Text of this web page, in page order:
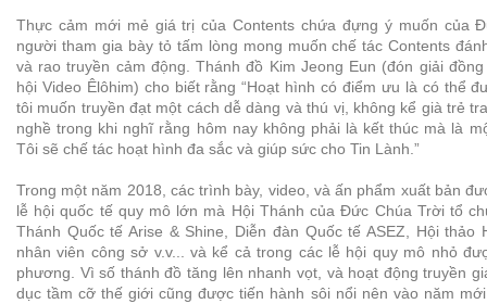
Thực cảm mới mẻ giá trị của Contents chứa đựng ý muốn của
người tham gia bày tỏ tấm lòng mong muốn chế tác Contents
và rao truyền cảm động. Thánh đồ Kim Jeong Eun (đón giải
hội Video Êlôhim) cho biết rằng “Hoạt hình có điểm ưu là có thể
tôi muốn truyền đạt một cách dễ dàng và thú vị, không kể già trẻ
nghề trong khi nghĩ rằng hôm nay không phải là kết thúc mà là
Tôi sẽ chế tác hoạt hình đa sắc và giúp sức cho Tin Lành.”
Trong một năm 2018, các trình bày, video, và ấn phẩm xuất bản
lễ hội quốc tế quy mô lớn mà Hội Thánh của Đức Chúa Trời tổ
Thánh Quốc tế Arise & Shine, Diễn đàn Quốc tế ASEZ, Hội thảo
nhân viên công sở v.v... và kể cả trong các lễ hội quy mô nhỏ
phương. Vì số thánh đồ tăng lên nhanh vọt, và hoạt động truyền
dục tầm cỡ thế giới cũng được tiến hành sôi nổi nên vào năm